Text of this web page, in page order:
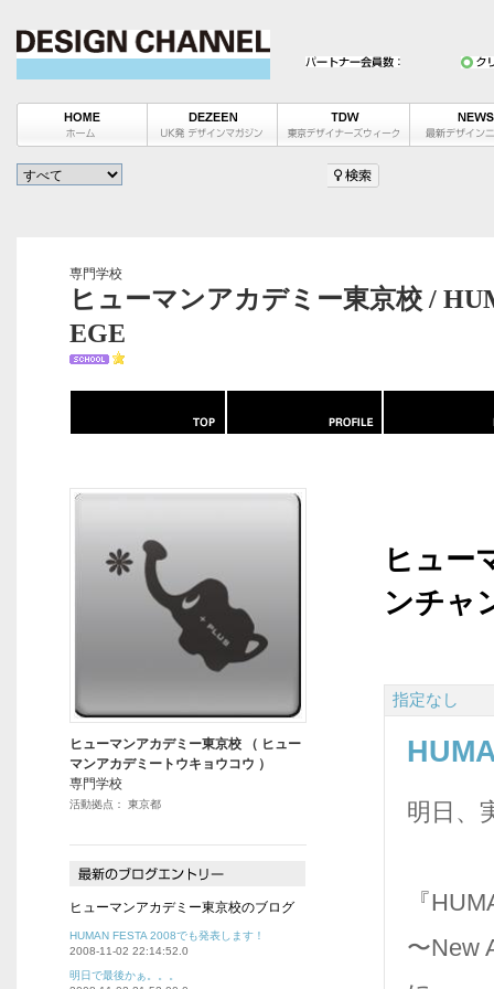
専門学校
ヒューマンアカデミー東京校 /
EGE
ヒュー
ンチャ
指定なし
明日、
『
〜New
ヒューマンアカデミー東京校 （ ヒュー
マンアカデミートウキョウコウ ）
専門学校
活動拠点： 東京都
ヒューマンアカデミー東京校のブログ
HUMAN FESTA 2008でも発表します！
2008-11-02 22:14:52.0
明日で最後かぁ。。。